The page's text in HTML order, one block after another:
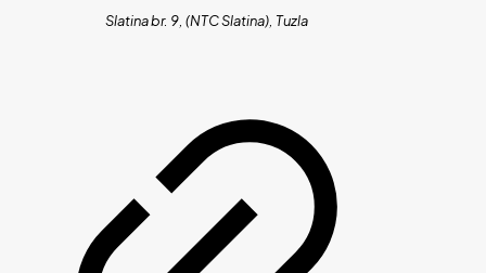
Slatina br. 9, (NTC Slatina), Tuzla